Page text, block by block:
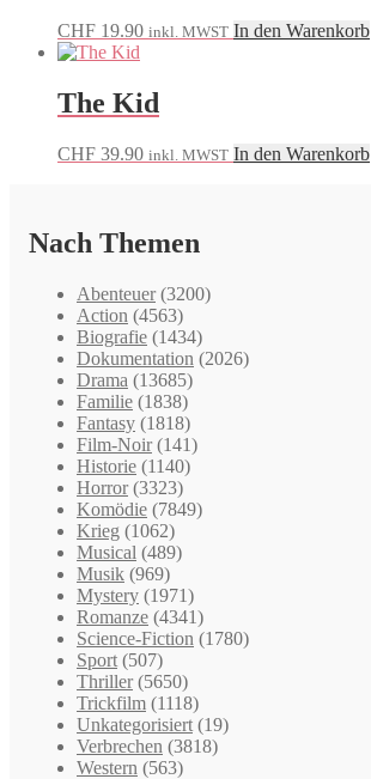
CHF 19.90 inkl. MWST In den Warenkorb
The Kid
CHF 39.90 inkl. MWST In den Warenkorb
Nach Themen
Abenteuer (3200)
Action (4563)
Biografie (1434)
Dokumentation (2026)
Drama (13685)
Familie (1838)
Fantasy (1818)
Film-Noir (141)
Historie (1140)
Horror (3323)
Komödie (7849)
Krieg (1062)
Musical (489)
Musik (969)
Mystery (1971)
Romanze (4341)
Science-Fiction (1780)
Sport (507)
Thriller (5650)
Trickfilm (1118)
Unkategorisiert (19)
Verbrechen (3818)
Western (563)